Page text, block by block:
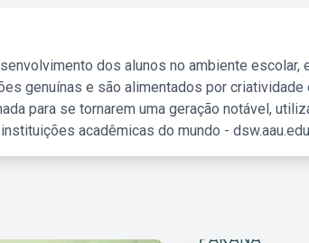
dos alunos no ambiente escolar,
genuínas e são alimentados por criatividade
para se tornarem uma geração notável,
acadêmicas do mundo -